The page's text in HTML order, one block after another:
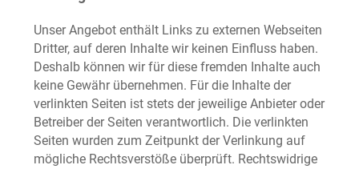
Unser Angebot enthält Links zu externen Webseiten
Dritter, auf deren Inhalte wir keinen Einfluss haben.
Deshalb können wir für diese fremden Inhalte auch
keine Gewähr übernehmen. Für die Inhalte der
verlinkten Seiten ist stets der jeweilige Anbieter oder
Betreiber der Seiten verantwortlich. Die verlinkten
Seiten wurden zum Zeitpunkt der Verlinkung auf
mögliche Rechtsverstöße überprüft. Rechtswidrige